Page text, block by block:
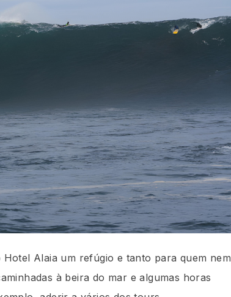
Alaia um refúgio e tanto para quem nem
à beira do mar e algumas horas